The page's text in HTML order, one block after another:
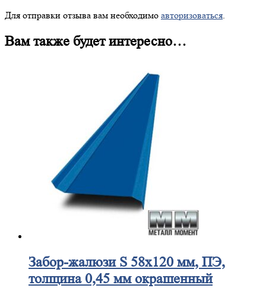
Для отправки отзыва вам необходимо авторизоваться
Вам также будет интересно…
Забор-жалюзиS 58х120 мм, ПЭ,
толщина 0,45 мм окрашенный